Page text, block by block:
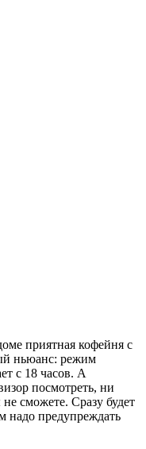
приятная кофейня с
ньюанс: режим
с 18 часов. А
посмотреть, ни
сможете. Сразу будет
надо предупреждать